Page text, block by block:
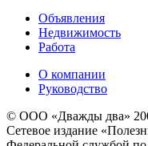
Объявления
Недвижимость
Работа
О компании
Руководство
© ООО «Дважды два»
Сетевое издание